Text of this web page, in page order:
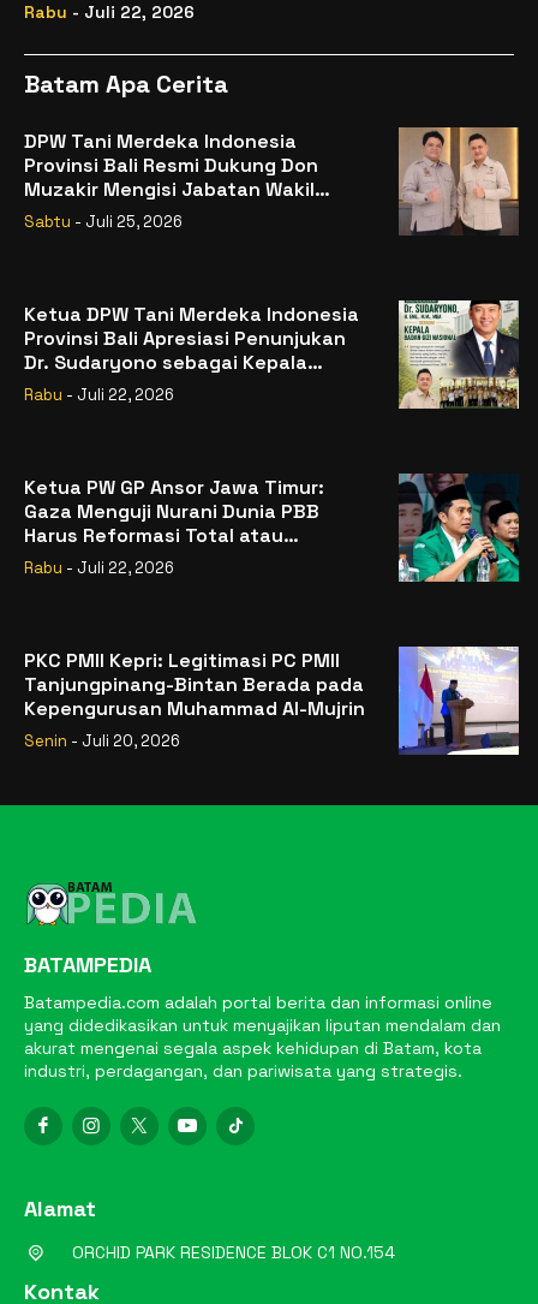
Rabu - Juli 22, 2026
Batam Apa Cerita
DPW Tani Merdeka Indonesia
Provinsi Bali Resmi Dukung Don
Muzakir Mengisi Jabatan Wakil
Menteri Pertanian RI
Sabtu - Juli 25, 2026
Ketua DPW Tani Merdeka Indonesia
Provinsi Bali Apresiasi Penunjukan
Dr. Sudaryono sebagai Kepala
Badan Gizi Nasional
Rabu - Juli 22, 2026
Ketua PW GP Ansor Jawa Timur:
Gaza Menguji Nurani Dunia PBB
Harus Reformasi Total atau
Kehilangan Legitimasi
Rabu - Juli 22, 2026
PKC PMII Kepri: Legitimasi PC PMII
Tanjungpinang-Bintan Berada pada
Kepengurusan Muhammad Al-Mujrin
Senin - Juli 20, 2026
BATAMPEDIA
Batampedia.com adalah portal berita dan informasi online
yang didedikasikan untuk menyajikan liputan mendalam dan
akurat mengenai segala aspek kehidupan di Batam, kota
industri, perdagangan, dan pariwisata yang strategis.
Alamat
ORCHID PARK RESIDENCE BLOK C1 NO.154
Kontak